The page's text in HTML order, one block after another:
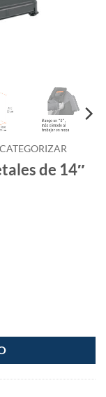
de 14″